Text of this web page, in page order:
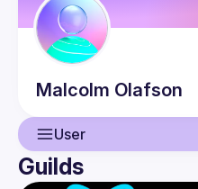
Malcolm Olafson
User
User
Guilds